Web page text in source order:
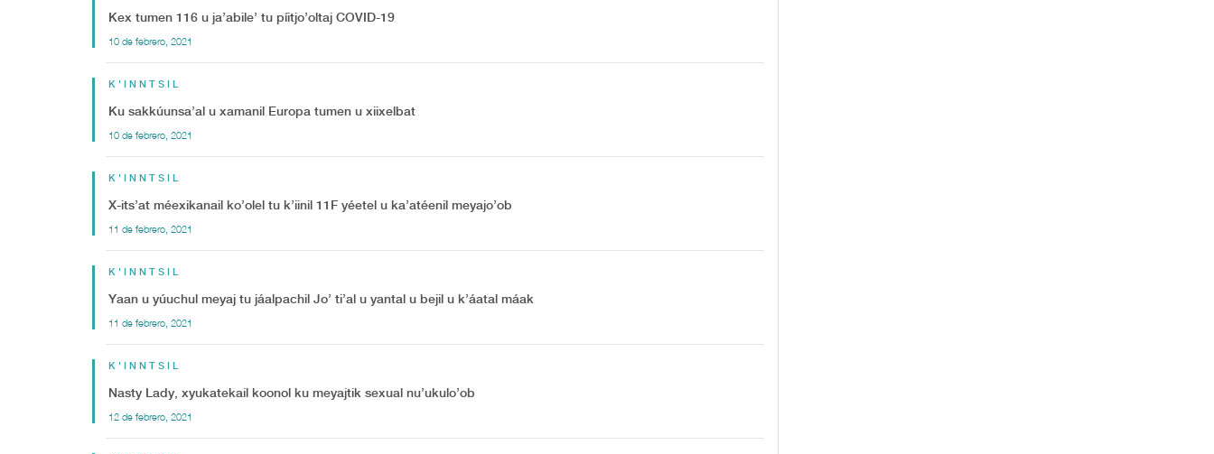
Kex tumen 116 u ja’abile’ tu píitjo’oltaj COVID-19
10 de febrero, 2021
K'INNTSIL
Ku sakkúunsa’al u xamanil Europa tumen u xiixelbat
10 de febrero, 2021
K'INNTSIL
X-its’at méexikanail ko’olel tu k’iinil 11F yéetel u ka’atéenil meyajo’ob
11 de febrero, 2021
K'INNTSIL
Yaan u yúuchul meyaj tu jáalpachil Jo’ ti’al u yantal u bejil u k’áatal máak
11 de febrero, 2021
K'INNTSIL
Nasty Lady, xyukatekail koonol ku meyajtik sexual nu’ukulo’ob
12 de febrero, 2021